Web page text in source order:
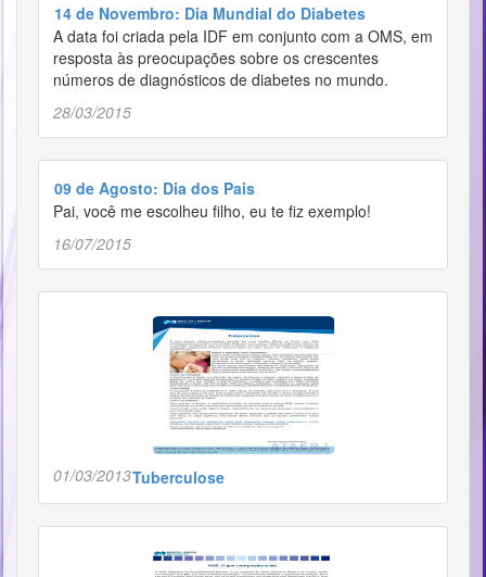
14 de Novembro: Dia Mundial do Diabetes
A data foi criada pela IDF em conjunto com a OMS, em
resposta às preocupações sobre os crescentes
números de diagnósticos de diabetes no mundo.
28/03/2015
09 de Agosto: Dia dos Pais
Pai, você me escolheu filho, eu te fiz exemplo!
16/07/2015
Tuberculose
01/03/2013